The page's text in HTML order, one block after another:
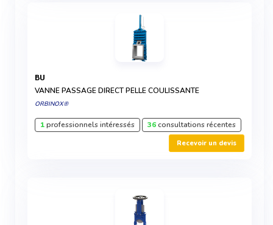
BU
VANNE PASSAGE DIRECT PELLE COULISSANTE
ORBINOX®
1professionnels intéressés 36consultations récentes
Recevoir un devis